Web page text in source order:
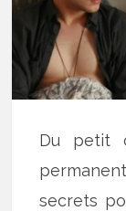
Du petit
secrets